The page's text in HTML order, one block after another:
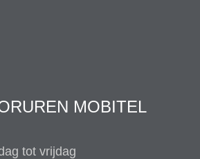
MOBITEL
tot vrijdag